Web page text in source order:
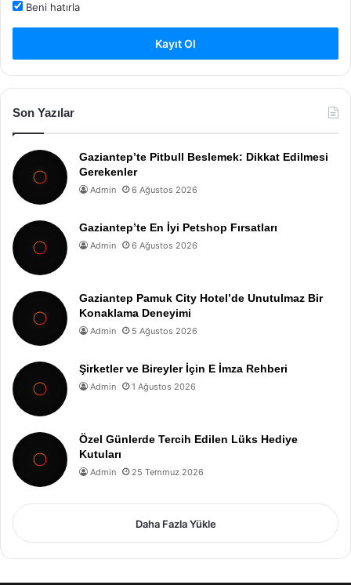
Beni hatırla
Kayıt Ol
Son Yazılar
Gaziantep’te Pitbull Beslemek: Dikkat Edilmesi
Gerekenler
Admin 6 Ağustos 2026
Gaziantep’te En İyi Petshop Fırsatları
Admin 6 Ağustos 2026
Gaziantep Pamuk City Hotel’de Unutulmaz Bir
Konaklama Deneyimi
Admin 5 Ağustos 2026
Şirketler ve Bireyler İçin E İmza Rehberi
Admin 1 Ağustos 2026
Özel Günlerde Tercih Edilen Lüks Hediye
Kutuları
Admin 25 Temmuz 2026
Daha Fazla Yükle